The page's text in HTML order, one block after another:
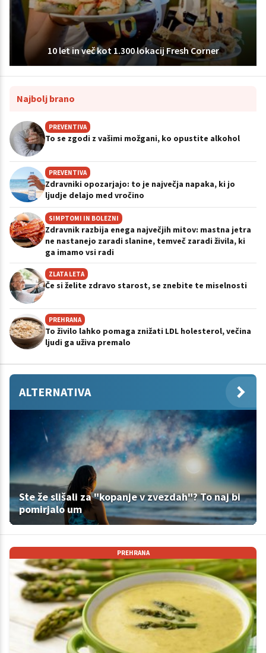
10 let in več kot 1.300 lokacij Fresh Corner
Najbolj brano
PREVENTIVA
To se zgodi z vašimi možgani, ko opustite alkohol
PREVENTIVA
Zdravniki opozarjajo: to je največja napaka, ki jo
ljudje delajo med vročino
SIMPTOMI IN BOLEZNI
Zdravnik razbija enega največjih mitov: mastna jetra
ne nastanejo zaradi slanine, temveč zaradi živila, ki
ga imamo vsi radi
ZLATA LETA
Če si želite zdravo starost, se znebite te miselnosti
PREHRANA
To živilo lahko pomaga znižati LDL holesterol, večina
ljudi ga uživa premalo
ALTERNATIVA
Ste že slišali za "kopanje v zvezdah"? To naj bi
pomirjalo um
PREHRANA